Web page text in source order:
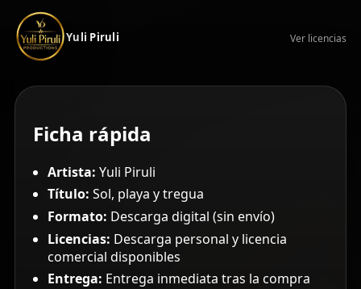
Yuli Piruli Ver licencias
Ficha rápida
Artista: Yuli Piruli
Título: Sol, playa y tregua
Formato: Descarga digital (sin envío)
Licencias: Descarga personal y licencia
comercial disponibles
Entrega: Entrega inmediata tras la compra